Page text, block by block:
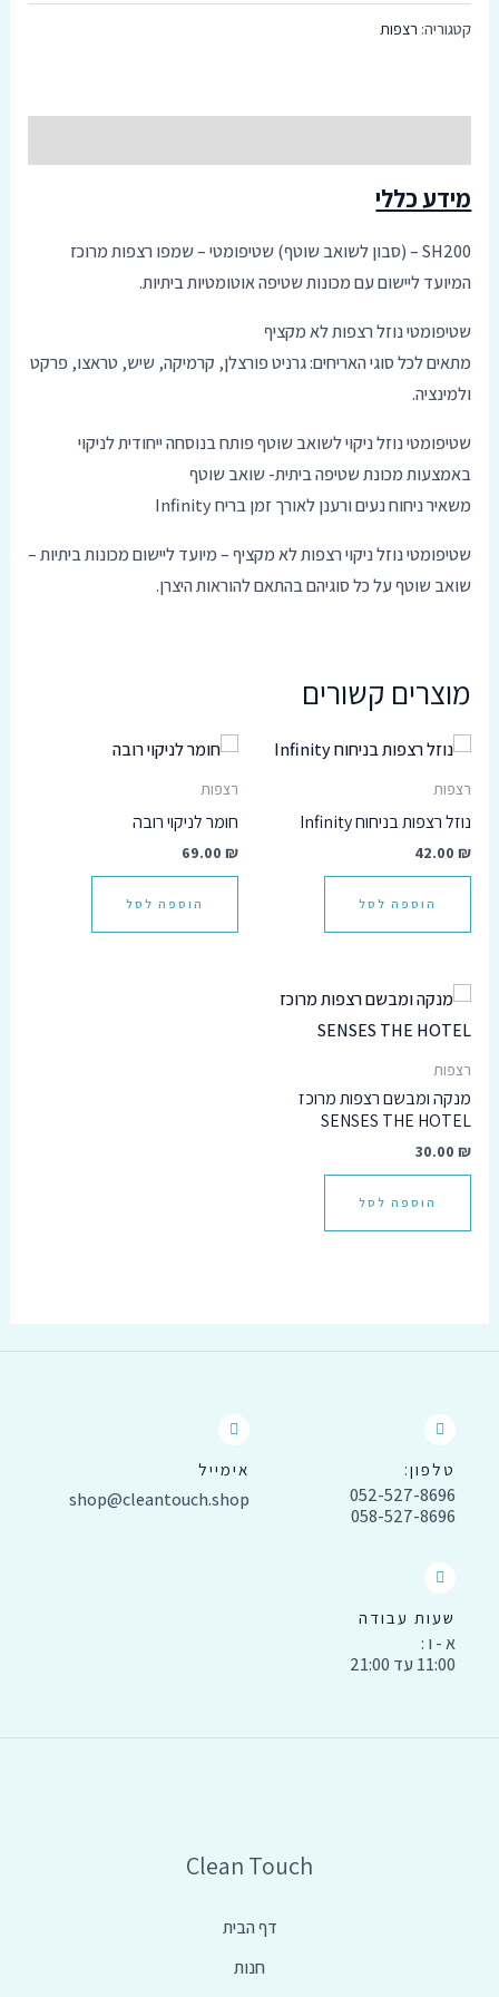
font_download
קטגוריה: רצפות
מידע כללי
SH200 – (סבון לשואב שוטף) שטיפומטי – שמפו רצפות מרוכז
המיועד ליישום עם מכונות שטיפה אוטומטיות ביתיות.
שטיפומטי נוזל רצפות לא מקציף
מתאים לכל סוגי האריחים: גרניט פורצלן, קרמיקה, שיש, טראצו, פרקט
ולמינציה.
שטיפומטי נוזל ניקוי לשואב שוטף פותח בנוסחה ייחודית לניקוי
באמצעות מכונת שטיפה ביתית- שואב שוטף
משאיר ניחוח נעים ורענן לאורך זמן בריח Infinity
שטיפומטי נוזל ניקוי רצפות לא מקציף – מיועד ליישום מכונות ביתיות –
שואב שוטף על כל סוגיהם בהתאם להוראות היצרן.
מוצרים קשורים
רצפות
נוזל רצפות בניחוח Infinity
42.00₪
הוספה לסל
רצפות
חומר לניקוי רובה
69.00 ₪
הוספה לסל
רצפות
מנקה ומבשם רצפות מרוכז
SENSES THE HOTEL
30.00₪
הוספה לסל
טלפון:
052-527-8696
058-527-8696
אימייל
shop@cleantouch.shop
שעות עבודה
א - ו :
11:00 עד 21:00
Clean Touch
דף הבית
חנות